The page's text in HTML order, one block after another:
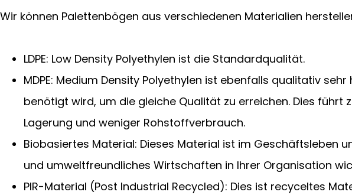
Wir können Palettenbögen aus verschiedenen Materialien
LDPE: Low Density Polyethylen ist die Standardqualität.
MDPE: Medium Density Polyethylen ist ebenfalls qualitativ
benötigt wird, um die gleiche Qualität zu erreichen. Dies führt
Lagerung und weniger Rohstoffverbrauch.
Biobasiertes Material: Dieses Material ist im Geschäftsleben
und umweltfreundliches Wirtschaften in Ihrer Organisation
PIR-Material (Post Industrial Recycled): Dies ist recyceltes